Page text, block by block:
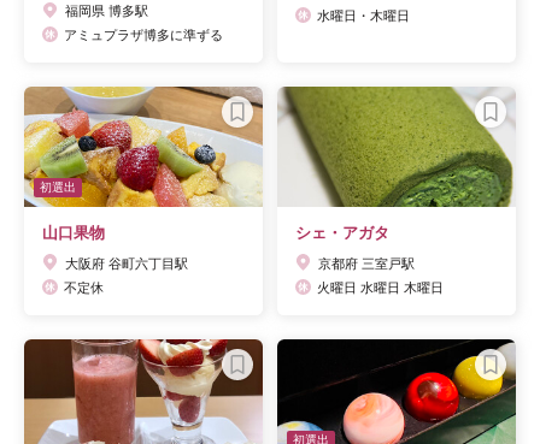
福岡県 博多駅
アミュプラザ博多に準ずる
水曜日・木曜日
初選出
山口果物
大阪府 谷町六丁目駅
不定休
シェ・アガタ
京都府 三室戸駅
火曜日 水曜日 木曜日
初選出